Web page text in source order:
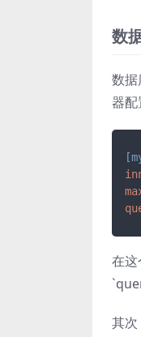
数
数
器
在
其次